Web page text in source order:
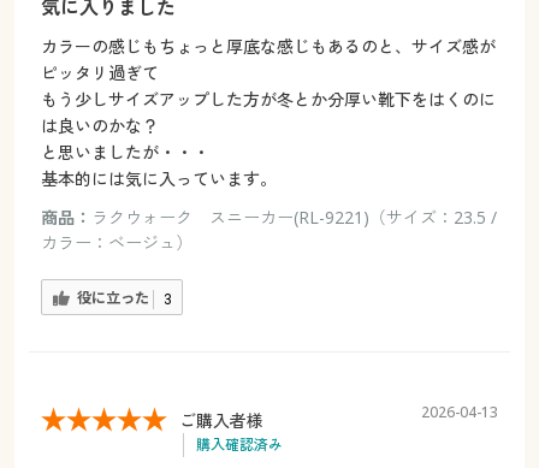
気に入りました
カラーの感じもちょっと厚底な感じもあるのと、サイズ感が
ピッタリ過ぎて
もう少しサイズアップした方が冬とか分厚い靴下をはくのに
は良いのかな？
と思いましたが・・・
基本的には気に入っています。
商品： ラクウォーク スニーカー(RL-9221)（サイズ：23.5 /
カラー：ベージュ）
役に立った 3
ご購入者様
購入確認済み
2026-04-13